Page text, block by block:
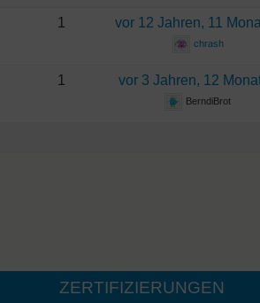
1 vor 12 Jahren, 11
chrash
1 vor 3 Jahren, 12
BerndiBrot
ZERTIFIZIERUNGEN